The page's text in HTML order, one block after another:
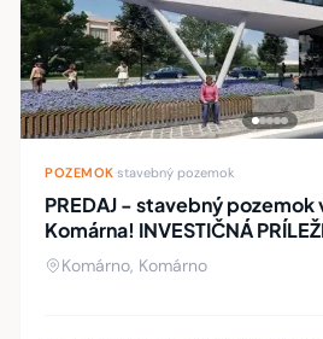
POZEMOK stavebný pozemok
PREDAJ - stavebný
Komárna! INVESTIČNÁ
CENA!
Komárno, Komárno